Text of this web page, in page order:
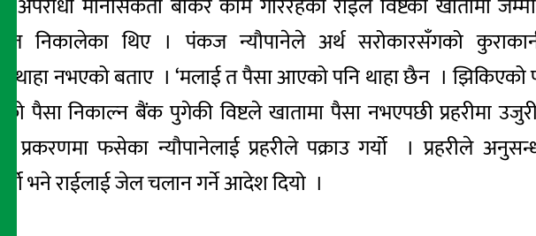
मानसिकता बोकेर काम गरिरहेका राईले विष्टको खातामा
निकालेका थिए । पंकज न्यौपानेले अर्थ सरोकारसँगको
थाहा नभएको बताए । ‘मलाई त पैसा आएको पनि थाहा छैन ।
पैसा निकाल्न बैंक पुगेकी विष्टले खातामा पैसा नभएपछी प्रहरीमा
यो प्रकरणमा फसेका न्यौपानेलाई प्रहरीले पक्राउ गर्यो । प्रहरीले
गर्यो भने राईलाई जेल चलान गर्ने आदेश दियो ।